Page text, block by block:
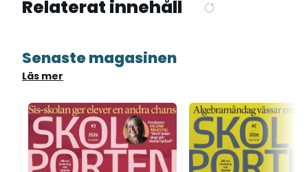
Relaterat innehåll
Senaste magasinen
Läs mer